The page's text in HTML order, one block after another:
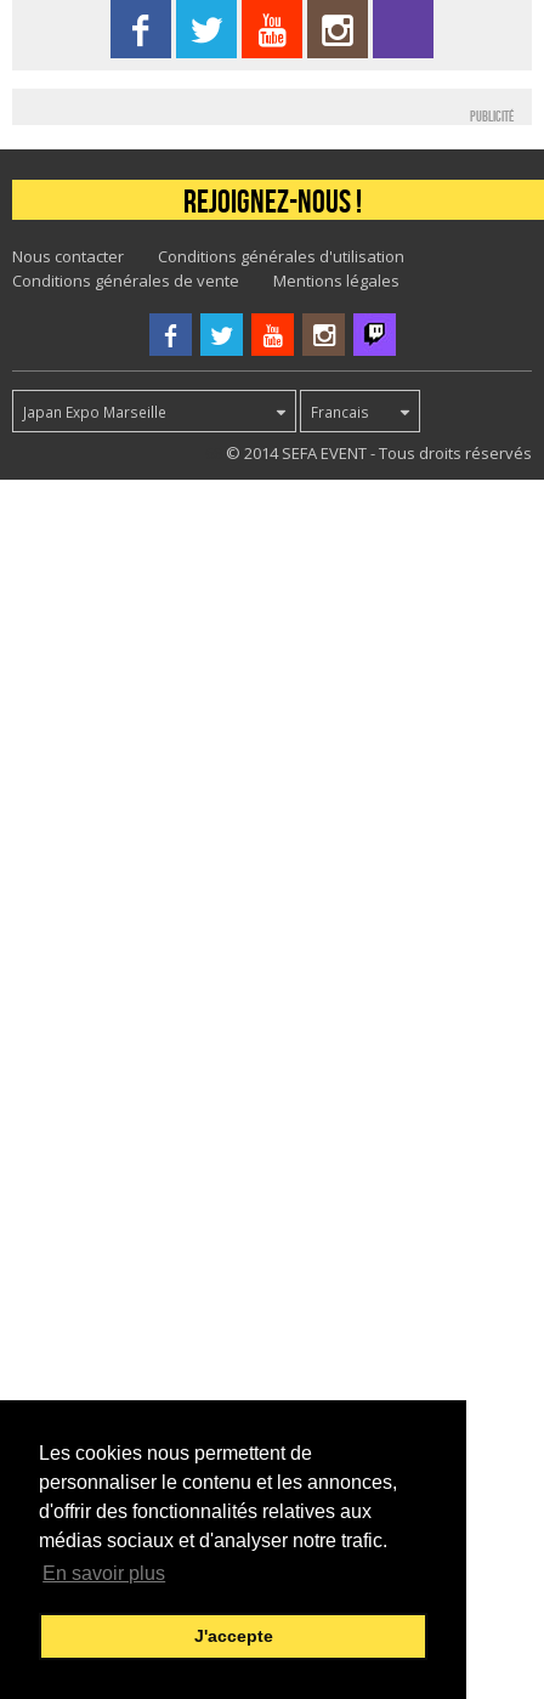
Les cookies nous permettent de
personnaliser le contenu et les annonces,
d'offrir des fonctionnalités relatives aux
médias sociaux et d'analyser notre trafic.
En savoir plus
J'accepte
Publicité
Rejoignez-nous !
Nous contacter
Conditions générales d'utilisation
Conditions générales de vente
Mentions légales
Japan Expo Marseille Francais
© 2014 SEFA EVENT - Tous droits réservés